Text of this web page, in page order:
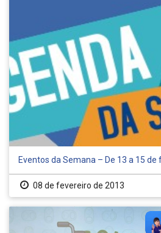
Eventos da Semana – De 13 a 15 de
08 de fevereiro de 2013